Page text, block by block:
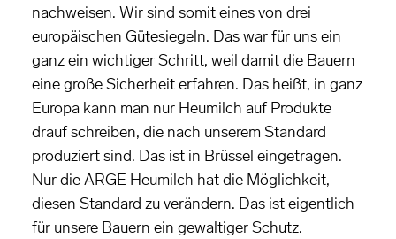
nachweisen. Wir sind somit eines von drei
europäischen Gütesiegeln. Das war für uns ein
ganz ein wichtiger Schritt, weil damit die Bauern
eine große Sicherheit erfahren. Das heißt, in ganz
Europa kann man nur Heumilch auf Produkte
drauf schreiben, die nach unserem Standard
produziert sind. Das ist in Brüssel eingetragen.
Nur die ARGE Heumilch hat die Möglichkeit,
diesen Standard zu verändern. Das ist eigentlich
für unsere Bauern ein gewaltiger Schutz.